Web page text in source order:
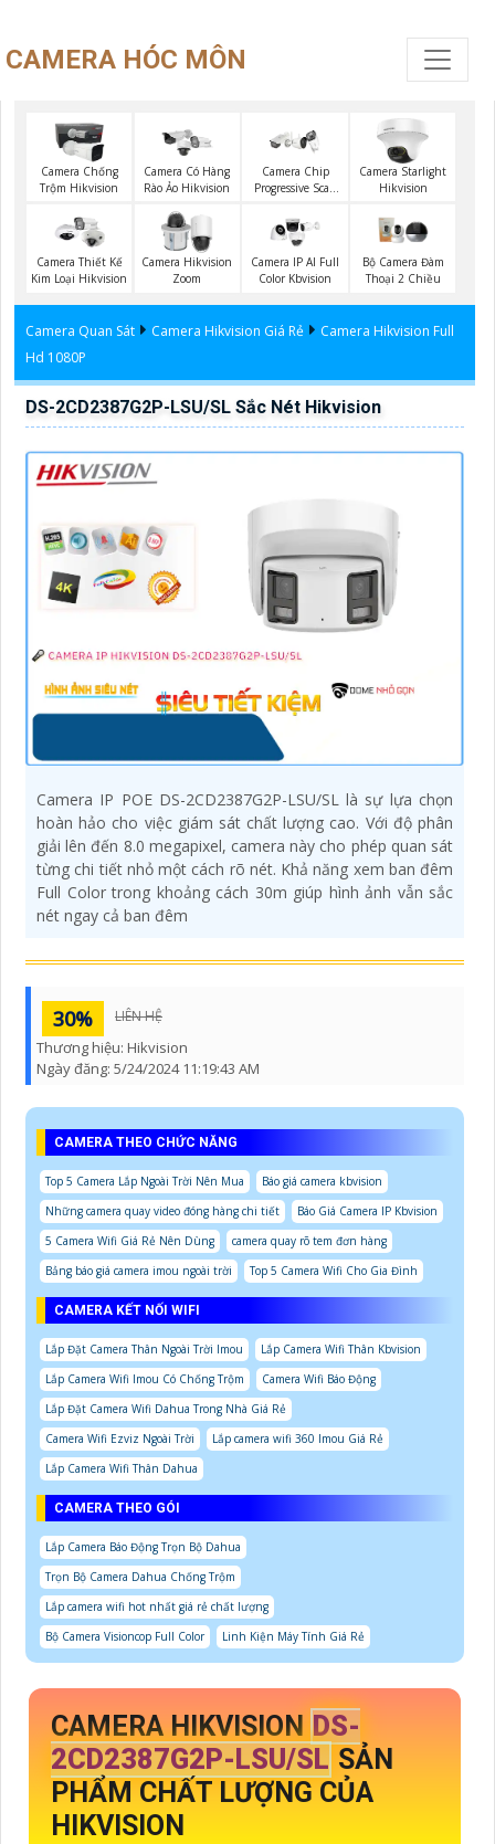
CAMERA HÓC MÔN
Camera Chống
Trộm Hikvision
Camera Có Hàng
Rào Ảo Hikvision
Camera Chip
Progressive Scan
Camera Starlight
Hikvision
Camera Thiết Kế
Kim Loại Hikvision
Camera Hikvision
Zoom
Camera IP AI Full
Color Kbvision
Bộ Camera Đàm
Thoại 2 Chiều
Camera Quan Sát Camera Hikvision Giá Rẻ
Camera Hikvision Full
Hd 1080P
DS-2CD2387G2P-LSU/SL Sắc Nét Hikvision
Camera IP POE DS-2CD2387G2P-LSU/SL là sự lựa chọn
hoàn hảo cho việc giám sát chất lượng cao. Với độ phân
giải lên đến 8.0 megapixel, camera này cho phép quan sát
từng chi tiết nhỏ một cách rõ nét. Khả năng xem ban đêm
Full Color trong khoảng cách 30m giúp hình ảnh vẫn sắc
nét ngay cả ban đêm
30% LIÊN HỆ
Thương hiệu: Hikvision
Ngày đăng: 5/24/2024 11:19:43 AM
CAMERA THEO CHỨC NĂNG
Top 5 Camera Lắp Ngoài Trời Nên Mua
Báo giá camera kbvision
Những camera quay video đóng hàng chi tiết
Báo Giá Camera IP Kbvision
5 Camera Wifi Giá Rẻ Nên Dùng
camera quay rõ tem đơn hàng
Bảng báo giá camera imou ngoài trời
Top 5 Camera Wifi Cho Gia Đình
CAMERA KẾT NỐI WIFI
Lắp Đặt Camera Thân Ngoài Trời Imou
Lắp Camera Wifi Thân Kbvision
Lắp Camera Wifi Imou Có Chống Trộm
Camera Wifi Báo Động
Lắp Đặt Camera Wifi Dahua Trong Nhà Giá Rẻ
Camera Wifi Ezviz Ngoài Trời
Lắp camera wifi 360 Imou Giá Rẻ
Lắp Camera Wifi Thân Dahua
CAMERA THEO GÓI
Lắp Camera Báo Động Trọn Bộ Dahua
Trọn Bộ Camera Dahua Chống Trộm
Lắp camera wifi hot nhất giá rẻ chất lượng
Bộ Camera Visioncop Full Color
Linh Kiện Máy Tính Giá Rẻ
CAMERA HIKVISIONDS-
2CD2387G2P-LSU/SL SẢN
PHẨM CHẤT LƯỢNG CỦA
HIKVISION